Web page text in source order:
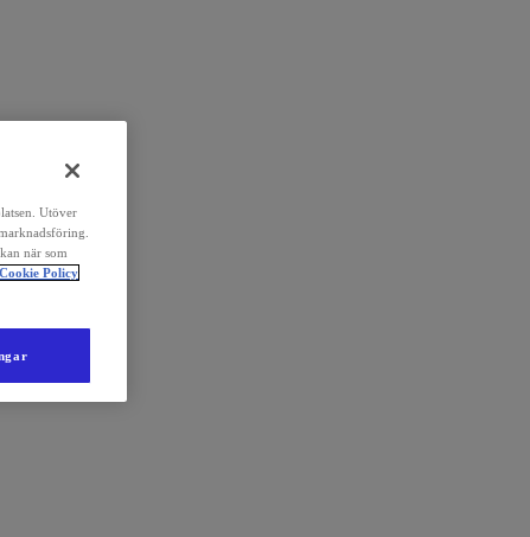
Utöver
när som
Cookie Policy